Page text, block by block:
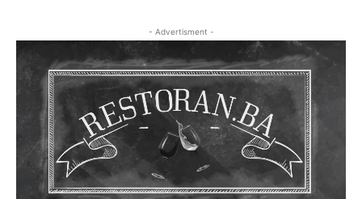
- Advertisment -